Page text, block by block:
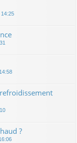
14:25
?